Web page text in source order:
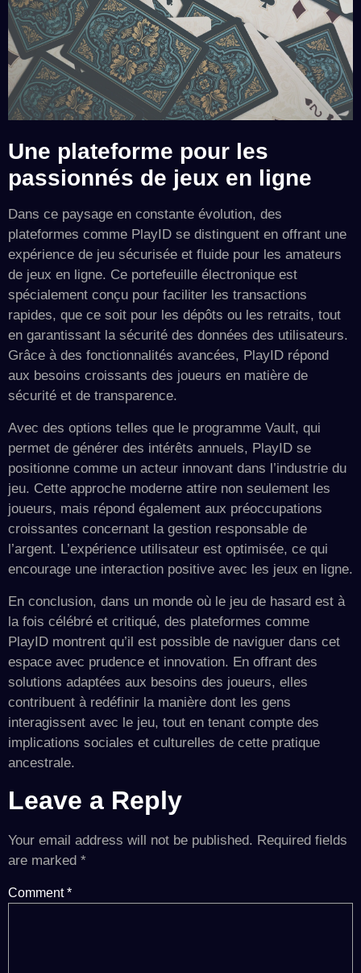
Une plateforme pour les
passionnés de jeux en ligne
Dans ce paysage en constante évolution, des
plateformes comme PlayID se distinguent en offrant une
expérience de jeu sécurisée et fluide pour les amateurs
de jeux en ligne. Ce portefeuille électronique est
spécialement conçu pour faciliter les transactions
rapides, que ce soit pour les dépôts ou les retraits, tout
en garantissant la sécurité des données des utilisateurs.
Grâce à des fonctionnalités avancées, PlayID répond
aux besoins croissants des joueurs en matière de
sécurité et de transparence.
Avec des options telles que le programme Vault, qui
permet de générer des intérêts annuels, PlayID se
positionne comme un acteur innovant dans l’industrie du
jeu. Cette approche moderne attire non seulement les
joueurs, mais répond également aux préoccupations
croissantes concernant la gestion responsable de
l’argent. L’expérience utilisateur est optimisée, ce qui
encourage une interaction positive avec les jeux en ligne.
En conclusion, dans un monde où le jeu de hasard est à
la fois célébré et critiqué, des plateformes comme
PlayID montrent qu’il est possible de naviguer dans cet
espace avec prudence et innovation. En offrant des
solutions adaptées aux besoins des joueurs, elles
contribuent à redéfinir la manière dont les gens
interagissent avec le jeu, tout en tenant compte des
implications sociales et culturelles de cette pratique
ancestrale.
Leave a Reply
Your email address will not be published. Required fields
are marked *
Comment*